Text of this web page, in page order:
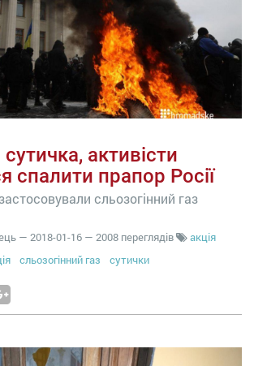
активісти
спалити прапор Росії
сльозогінний газ
— 2018-01-16 — 2008 переглядів
акція
сльозогінний газ сутички